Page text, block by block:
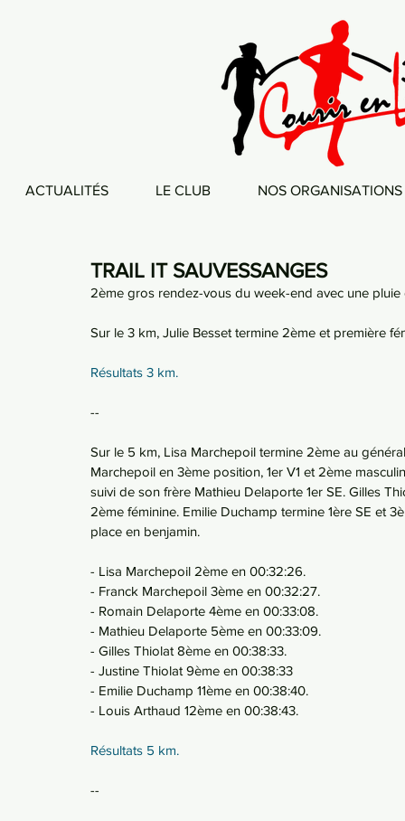
ACTUALITÉS LE CLUB NOS ORGANISATIONS
TRAIL IT SAUVESSANGES
2ème gros rendez-vous du week-end avec une
Sur le 3 km, Julie Besset termine 2ème et première
Résultats 3 km.
--
Sur le 5 km, Lisa Marchepoil termine 2ème au
Marchepoil en 3ème position, 1er V1 et 2ème
suivi de son frère Mathieu Delaporte 1er SE. Gilles
2ème féminine. Emilie Duchamp termine 1ère SE et
place en benjamin.
- Lisa Marchepoil 2ème en 00:32:26.
- Franck Marchepoil 3ème en 00:32:27.
- Romain Delaporte 4ème en 00:33:08.
- Mathieu Delaporte 5ème en 00:33:09.
- Gilles Thiolat 8ème en 00:38:33.
- Justine Thiolat 9ème en 00:38:33
- Emilie Duchamp 11ème en 00:38:40.
- Louis Arthaud 12ème en 00:38:43.
Résultats 5 km.
--